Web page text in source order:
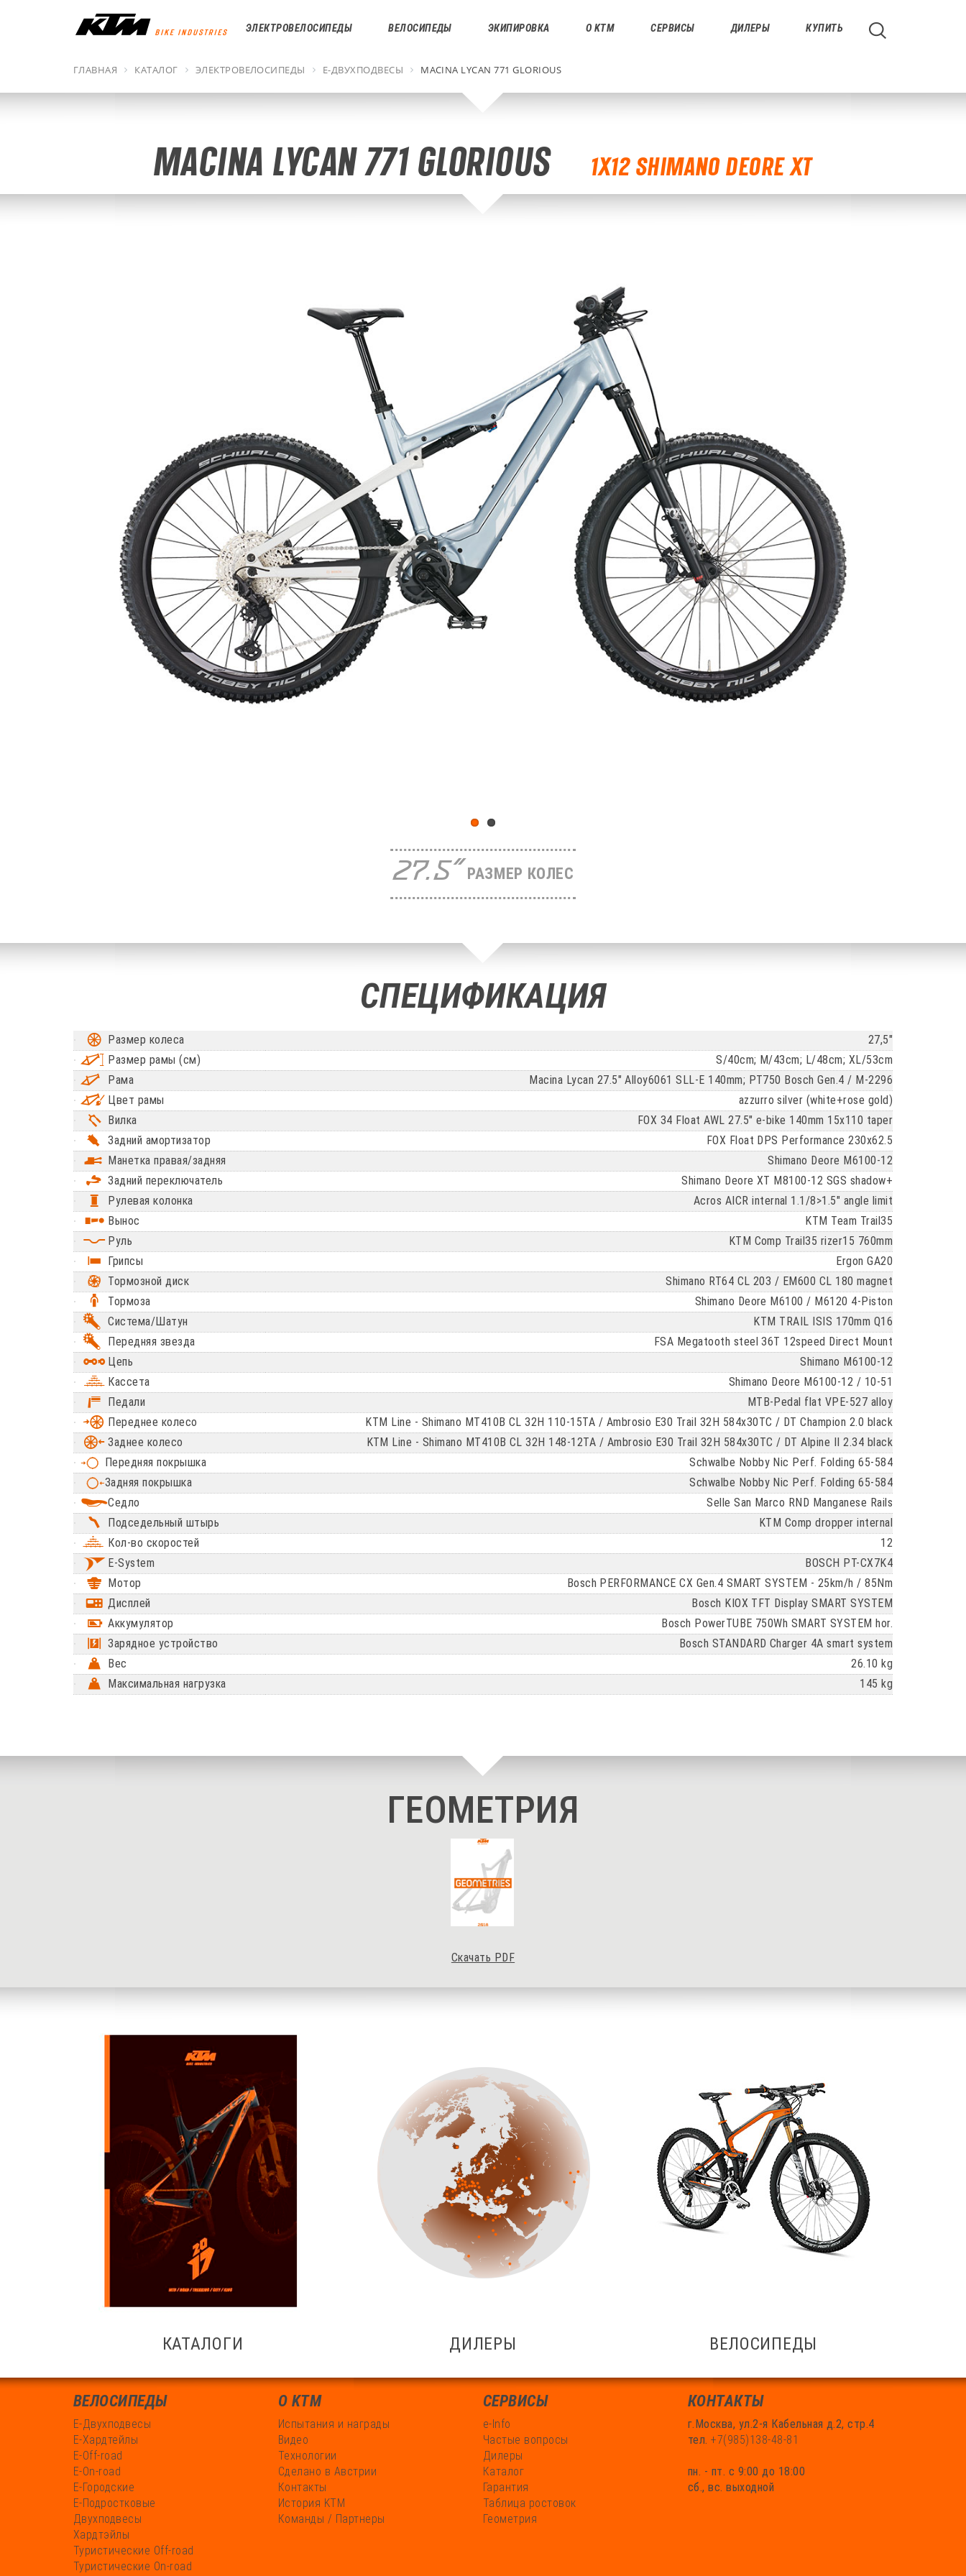
ЭЛЕКТРОВЕЛОСИПЕДЫ ВЕЛОСИПЕДЫ ЭКИПИРОВКА О KTM СЕРВИСЫ ДИЛЕРЫ КУПИТЬ
ГЛАВНАЯ КАТАЛОГ ЭЛЕКТРОВЕЛОСИПЕДЫ Е-ДВУХПОДВЕСЫ MACINA LYCAN 771 GLORIOUS
MACINA LYCAN 771 GLORIOUS 1X12 SHIMANO DEORE XT
27.5" РАЗМЕР КОЛЕС
СПЕЦИФИКАЦИЯ
Размер колеса
27,5"
Размер рамы (см)
S/40cm; M/43cm; L/48cm; XL/53cm
Рама
Macina Lycan 27.5" Alloy6061 SLL-E 140mm; PT750 Bosch Gen.4 / M-2296
Цвет рамы
azzurro silver (white+rose gold)
Вилка
FOX 34 Float AWL 27.5" e-bike 140mm 15x110 taper
Задний амортизатор
FOX Float DPS Performance 230x62.5
Манетка правая/задняя
Shimano Deore M6100-12
Задний переключатель
Shimano Deore XT M8100-12 SGS shadow+
Рулевая колонка
Acros AICR internal 1.1/8>1.5" angle limit
Вынос
KTM Team Trail35
Руль
KTM Comp Trail35 rizer15 760mm
Грипсы
Ergon GA20
Тормозной диск
Shimano RT64 CL 203 / EM600 CL 180 magnet
Тормоза
Shimano Deore M6100 / M6120 4-Piston
Система/Шатун
KTM TRAIL ISIS 170mm Q16
Передняя звезда
FSA Megatooth steel 36T 12speed Direct Mount
Цепь
Shimano M6100-12
Кассета
Shimano Deore M6100-12 / 10-51
Педали
MTB-Pedal flat VPE-527 alloy
Переднее колесо
KTM Line - Shimano MT410B CL 32H 110-15TA / Ambrosio E30 Trail 32H 584x30TC / DT Champion 2.0 black
Заднее колесо
KTM Line - Shimano MT410B CL 32H 148-12TA / Ambrosio E30 Trail 32H 584x30TC / DT Alpine II 2.34 black
Передняя покрышка
Schwalbe Nobby Nic Perf. Folding 65-584
Задняя покрышка
Schwalbe Nobby Nic Perf. Folding 65-584
Седло
Selle San Marco RND Manganese Rails
Подседельный штырь
KTM Comp dropper internal
Кол-во скоростей
12
E-System
BOSCH PT-CX7K4
Мотор
Bosch PERFORMANCE CX Gen.4 SMART SYSTEM - 25km/h / 85Nm
Дисплей
Bosch KIOX TFT Display SMART SYSTEM
Аккумулятор
Bosch PowerTUBE 750Wh SMART SYSTEM hor.
Зарядное устройство
Bosch STANDARD Charger 4A smart system
Вес
26.10 kg
Максимальная нагрузка
145 kg
ГЕОМЕТРИЯ
Скачать PDF
КАТАЛОГИ ДИЛЕРЫ ВЕЛОСИПЕДЫ
ВЕЛОСИПЕДЫ
Е-Двухподвесы
Е-Хардтейлы
Е-Off-road
Е-On-road
Е-Городские
Е-Подростковые
Двухподвесы
Хардтэйлы
Туристические Off-road
Туристические On-road
О KTM
Испытания и награды
Видео
Технологии
Сделано в Австрии
Контакты
История KTM
Команды / Партнеры
СЕРВИСЫ
e-Info
Частые вопросы
Дилеры
Каталог
Гарантия
Таблица ростовок
Геометрия
КОНТАКТЫ
г.Москва, ул.2-я Кабельная д.2, стр.4
тел.+7(985)138-48-81
пн. - пт. с 9:00 до 18:00
сб., вс. выходной